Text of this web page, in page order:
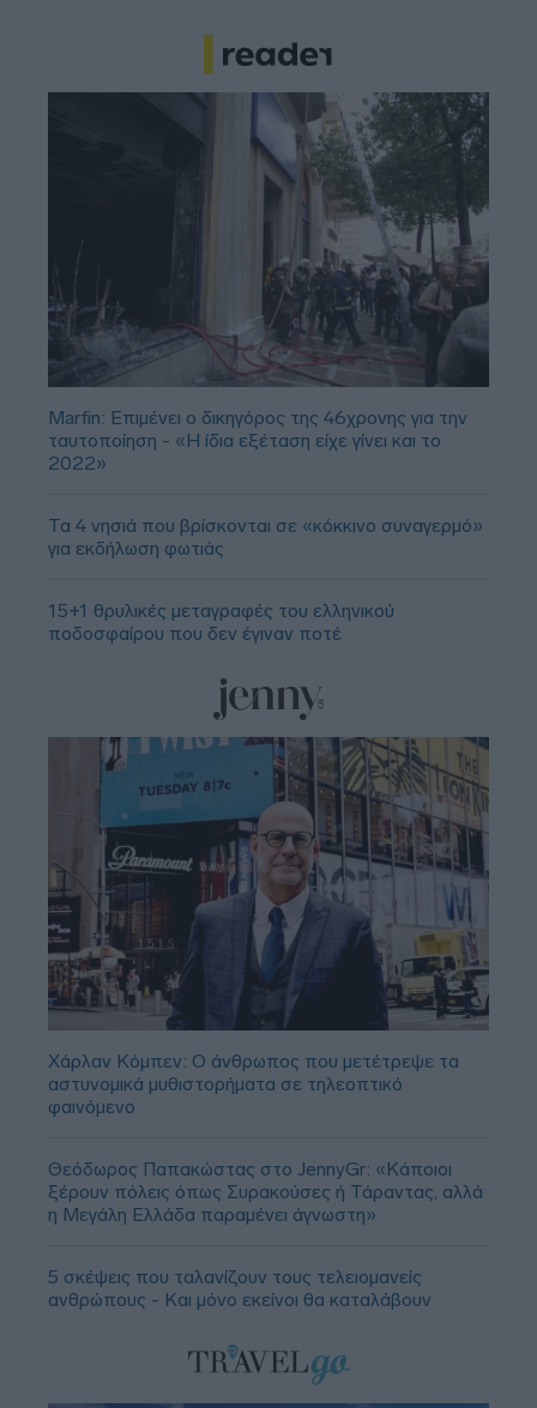
Marfin: Επιμένει ο δικηγόρος της 46χρονης για την
ταυτοποίηση - «Η ίδια εξέταση είχε γίνει και το
2022»
Τα 4 νησιά που βρίσκονται σε «κόκκινο συναγερμό»
για εκδήλωση φωτιάς
15+1 θρυλικές μεταγραφές του ελληνικού
ποδοσφαίρου που δεν έγιναν ποτέ
Χάρλαν Κόμπεν: Ο άνθρωπος που μετέτρεψε τα
αστυνομικά μυθιστορήματα σε τηλεοπτικό
φαινόμενο
Θεόδωρος Παπακώστας στο JennyGr: «Κάποιοι
ξέρουν πόλεις όπως Συρακούσες ή Τάραντας, αλλά
η Μεγάλη Ελλάδα παραμένει άγνωστη»
5 σκέψεις που ταλανίζουν τους τελειομανείς
ανθρώπους - Και μόνο εκείνοι θα καταλάβουν